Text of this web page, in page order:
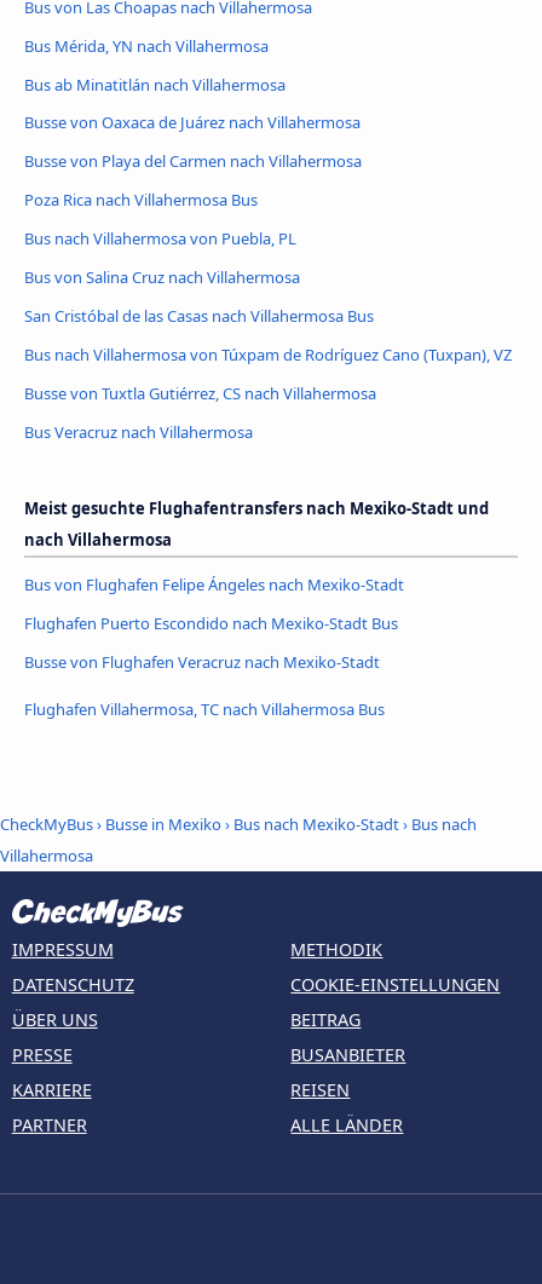
Bus von Las Choapas nach Villahermosa
Bus Mérida, YN nach Villahermosa
Bus ab Minatitlán nach Villahermosa
Busse von Oaxaca de Juárez nach Villahermosa
Busse von Playa del Carmen nach Villahermosa
Poza Rica nach Villahermosa Bus
Bus nach Villahermosa von Puebla, PL
Bus von Salina Cruz nach Villahermosa
San Cristóbal de las Casas nach Villahermosa Bus
Bus nach Villahermosa von Túxpam de Rodríguez Cano (Tuxpan), VZ
Busse von Tuxtla Gutiérrez, CS nach Villahermosa
Bus Veracruz nach Villahermosa
Meist gesuchte Flughafentransfers nach Mexiko-Stadt und
nach Villahermosa
Bus von Flughafen Felipe Ángeles nach Mexiko-Stadt
Flughafen Puerto Escondido nach Mexiko-Stadt Bus
Busse von Flughafen Veracruz nach Mexiko-Stadt
Flughafen Villahermosa, TC nach Villahermosa Bus
CheckMyBus› Busse in Mexiko› Bus nach Mexiko-Stadt› Bus nach
Villahermosa
IMPRESSUM
DATENSCHUTZ
ÜBER UNS
PRESSE
KARRIERE
PARTNER
METHODIK
COOKIE-EINSTELLUNGEN
BEITRAG
BUSANBIETER
REISEN
ALLE LÄNDER